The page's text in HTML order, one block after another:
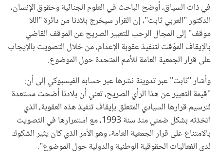
في ذات السياق، أوضح الباحث في العلوم الجنائية وحقوق الإنسان،
الدكتور "العربي ثابت"، إن القرار سيخرج بلادنا من دائرة "اللا
موقف" إلى المجال الرحب للتعبير الصريح عن الموقف القاضي
بالإيقاف المؤقت لتنفيذ عقوبة الإعدام، من خلال التصويت بالإيجاب
على قرار الجمعية العامة للأمم المتحدة حول الموضوع.
وأشار "ثابت" عبر تدوينة نشرها عبر حسابه الفيسبوكي إلى أن:
"قيمة التعبير عن هذا الرأي الصريح، تعني أن بلادنا أضحت مستعدة
لترسيم قرارها السيادي المتعلق بإيقاف تنفيذ هذه العقوبة، الذي
اتخذته بشكل ضمني منذ سنة 1993، مع استمرارها في التصويت
بالامتناع على قرار الجمعية العامة، وهو الأمر الذي كان يثير الشكوك
لدى الفعاليات الحقوقية الوطنية والدولية حول الموضوع".